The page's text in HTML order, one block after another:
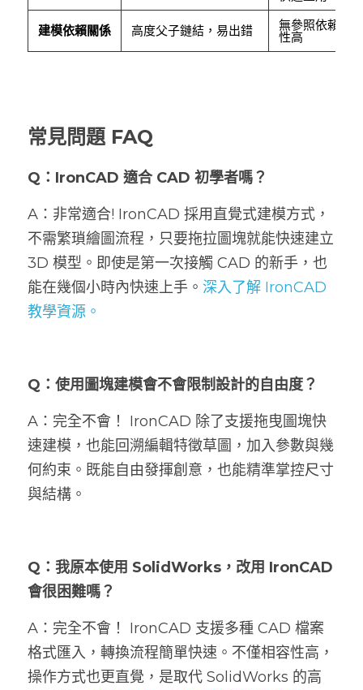
建模依賴關係 高度父子鏈結，易出錯 無參照依賴，
性高
常見問題 FAQ
Q：IronCAD 適合 CAD 初學者嗎？
A：非常適合! IronCAD 採用直覺式建模方式，
不需繁瑣繪圖流程，只要拖拉圖塊就能快速建立
3D 模型。即使是第一次接觸 CAD 的新手，也
能在幾個小時內快速上手。 深入了解 IronCAD
教學資源。
Q：使用圖塊建模會不會限制設計的自由度？
A：完全不會！ IronCAD 除了支援拖曳圖塊快
速建模，也能回溯編輯特徵草圖，加入參數與幾
何約束。既能自由發揮創意，也能精準掌控尺寸
與結構。
Q：我原本使用 SolidWorks，改用 IronCAD
會很困難嗎？
A：完全不會！ IronCAD 支援多種 CAD 檔案
格式匯入，轉換流程簡單快速。不僅相容性高，
操作方式也更直覺，是取代 SolidWorks 的高